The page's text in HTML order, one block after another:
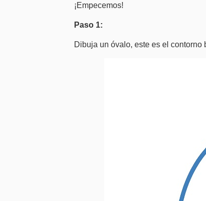
¡Empecemos!
Paso 1:
Dibuja un óvalo, este es el contorno